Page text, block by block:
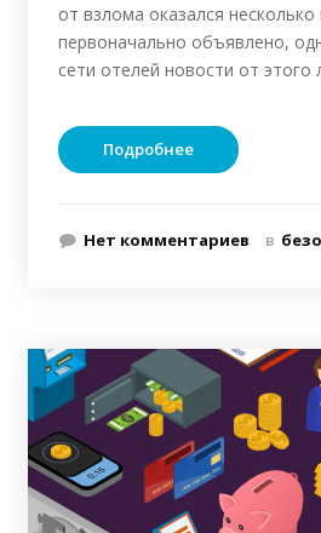
от взлома оказался
первоначально объявлено,
сети отелей новости от этого
Подробнее
Нет комментариев в